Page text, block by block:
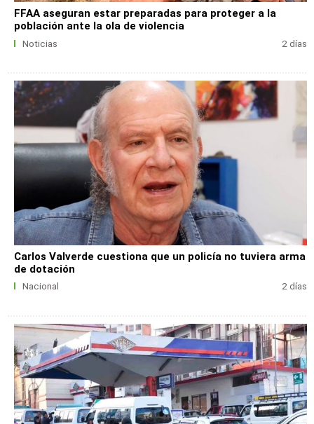
FFAA aseguran estar preparadas para proteger a la
población ante la ola de violencia
Noticias 2 días
Carlos Valverde cuestiona que un policía no tuviera arma
de dotación
Nacional 2 días